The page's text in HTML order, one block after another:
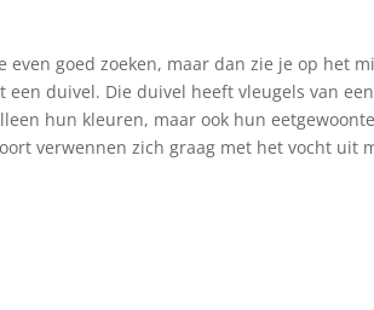
even goed zoeken, maar dan zie je op het
een duivel. Die duivel heeft vleugels van
hun kleuren, maar ook hun
verwennen zich graag met het vocht uit